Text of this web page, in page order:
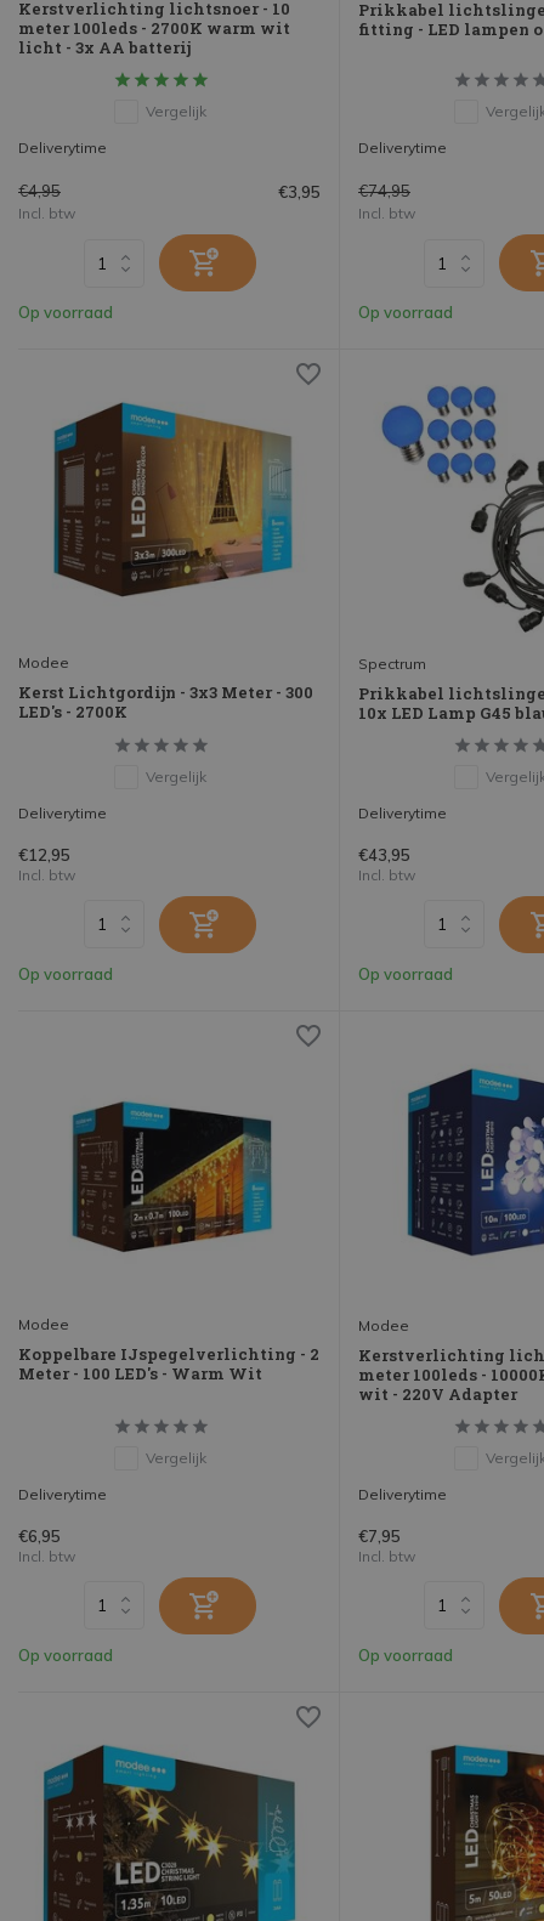
Kerstverlichting lichtsnoer - 10
meter 100leds - 2700K warm wit
licht - 3x AA batterij
Vergelijk
Deliverytime
€4,95 €3,95
Incl. btw
Op voorraad
Prikkabel lichtslinger
fitting - LED lampen
Deliverytime
€74,95
Incl. btw
Op voorraad
Modee
Kerst Lichtgordijn - 3x3 Meter - 300
LED's - 2700K
Vergelijk
Deliverytime
€12,95
Incl. btw
Op voorraad
Spectrum
Prikkabel
10x LED Lamp G45
Deliverytime
€43,95
Incl. btw
Op voorraad
Modee
Koppelbare IJspegelverlichting - 2
Meter - 100 LED's - Warm Wit
Vergelijk
Deliverytime
€6,95
Incl. btw
Op voorraad
Modee
Kerstverlichting
meter 100leds -
wit - 220V Adapter
Deliverytime
€7,95
Incl. btw
Op voorraad